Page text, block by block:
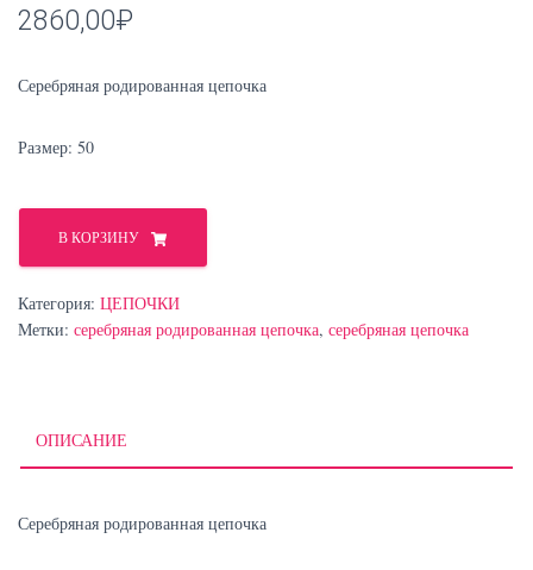
2860,00₽
Серебряная родированная цепочка
Размер: 50
Количество
товара
Серебряная
(родированная)
В КОРЗИНУ
Категория: ЦЕПОЧКИ
Метки: серебряная родированная цепочка, серебряная цепочка
ОПИСАНИЕ
Серебряная родированная цепочка